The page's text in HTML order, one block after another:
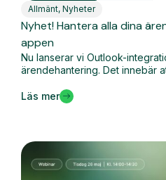
Allmänt, Nyheter
Nyhet! Hantera alla dina
appen
Nu lanserar vi Outlook-
ärendehantering. Det innebär
Läs mer